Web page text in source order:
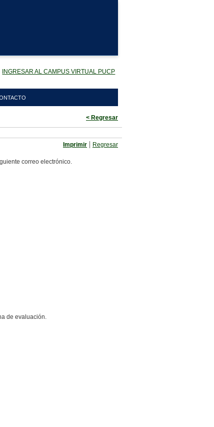
INGRESAR AL CAMPUS VIRTUAL PUCP
< Regresar
Imprimir | Regresar
correo electrónico.
de evaluación.